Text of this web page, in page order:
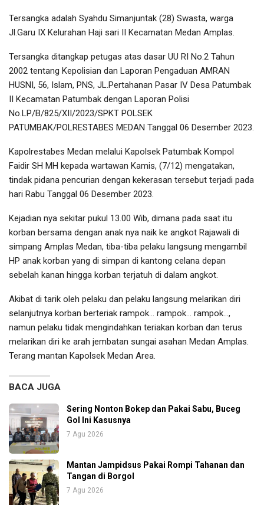
Tersangka adalah Syahdu Simanjuntak (28) Swasta, warga
Jl.Garu IX Kelurahan Haji sari II Kecamatan Medan Amplas.
Tersangka ditangkap petugas atas dasar UU RI No.2 Tahun
2002 tentang Kepolisian dan Laporan Pengaduan AMRAN
HUSNI, 56, Islam, PNS, JL.Pertahanan Pasar IV Desa Patumbak
II Kecamatan Patumbak dengan Laporan Polisi
No.LP/B/825/XII/2023/SPKT POLSEK
PATUMBAK/POLRESTABES MEDAN Tanggal 06 Desember 2023.
Kapolrestabes Medan melalui Kapolsek Patumbak Kompol
Faidir SH MH kepada wartawan Kamis, (7/12) mengatakan,
tindak pidana pencurian dengan kekerasan tersebut terjadi pada
hari Rabu Tanggal 06 Desember 2023.
Kejadian nya sekitar pukul 13.00 Wib, dimana pada saat itu
korban bersama dengan anak nya naik ke angkot Rajawali di
simpang Amplas Medan, tiba-tiba pelaku langsung mengambil
HP anak korban yang di simpan di kantong celana depan
sebelah kanan hingga korban terjatuh di dalam angkot.
Akibat di tarik oleh pelaku dan pelaku langsung melarikan diri
selanjutnya korban berteriak rampok… rampok… rampok…,
namun pelaku tidak mengindahkan teriakan korban dan terus
melarikan diri ke arah jembatan sungai asahan Medan Amplas.
Terang mantan Kapolsek Medan Area.
BACA JUGA
Sering Nonton Bokep dan Pakai Sabu, Buceg
Gol Ini Kasusnya
7 Agu 2026
Mantan Jampidsus Pakai Rompi Tahanan dan
Tangan di Borgol
7 Agu 2026